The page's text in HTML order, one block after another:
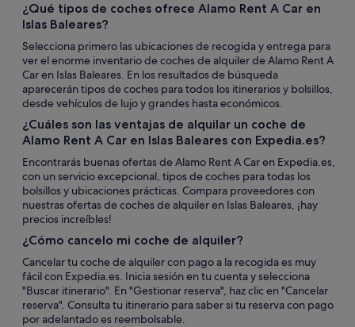
¿Qué tipos de coches ofrece Alamo Rent A Car en
Islas Baleares?
Selecciona primero las ubicaciones de recogida y entrega para
ver el enorme inventario de coches de alquiler de Alamo Rent A
Car en Islas Baleares. En los resultados de búsqueda
aparecerán tipos de coches para todos los itinerarios y bolsillos,
desde vehículos de lujo y grandes hasta económicos.
¿Cuáles son las ventajas de alquilar un coche de
Alamo Rent A Car en Islas Baleares con Expedia.es?
Encontrarás buenas ofertas de Alamo Rent A Car en Expedia.es,
con un servicio excepcional, tipos de coches para todas los
bolsillos y ubicaciones prácticas. Compara proveedores con
nuestras ofertas de coches de alquiler en Islas Baleares, ¡hay
precios increíbles!
¿Cómo cancelo mi coche de alquiler?
Cancelar tu coche de alquiler con pago a la recogida es muy
fácil con Expedia.es. Inicia sesión en tu cuenta y selecciona
"Buscar itinerario". En "Gestionar reserva", haz clic en "Cancelar
reserva". Consulta tu itinerario para saber si tu reserva con pago
por adelantado es reembolsable.